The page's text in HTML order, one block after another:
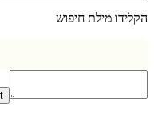
מילת חיפוש
Insert